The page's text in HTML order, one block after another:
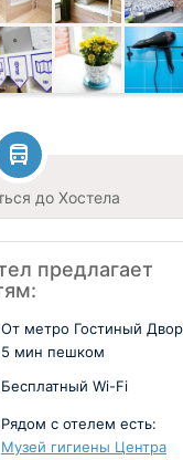
до Хостела
предлагает
От метро Гостиный Двор
5 мин пешком
Бесплатный Wi-Fi
Рядом с отелем есть:
Музей гигиены Центра